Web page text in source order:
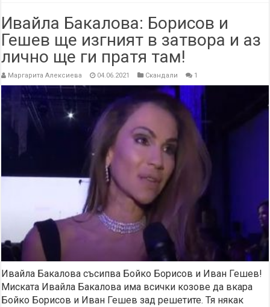
Ивайла Бакалова: Борисов и
Гешев ще изгният в затвора и аз
лично ще ги пратя там!
Маргарита Алексиева 04.06.2021 Скандали 1
Ивайла Бакалова съсипва Бойко Борисов и Иван Гешев!
Миската Ивайла Бакалова има всички козове да вкара
Бойко Борисов и Иван Гешев зад решетите. Тя някак